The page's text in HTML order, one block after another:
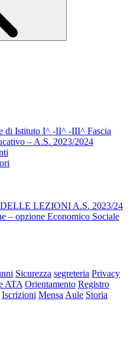
di Istituto I^ -II^ -III^ Fascia
– A.S. 2023/2024
LEZIONI A.S. 2023/24
– opzione Economico Sociale
Sicurezza segreteria Privacy
ATA Orientamento Registro
Iscrizioni Mensa Aule Storia